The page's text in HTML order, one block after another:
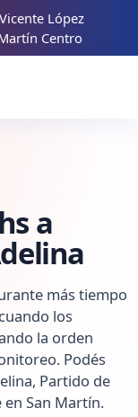
López
Centro
a
más tiempo
los
la orden
Podés
Partido de
San Martín.